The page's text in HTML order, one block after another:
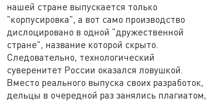
нашей стране выпускается только
"корпусировка", а вот само производство
дислоцировано в одной "дружественной
стране", название которой скрыто.
Следовательно, технологический
суверенитет России оказался ловушкой.
Вместо реального выпуска своих разработок,
дельцы в очередной раз занялись плагиатом,